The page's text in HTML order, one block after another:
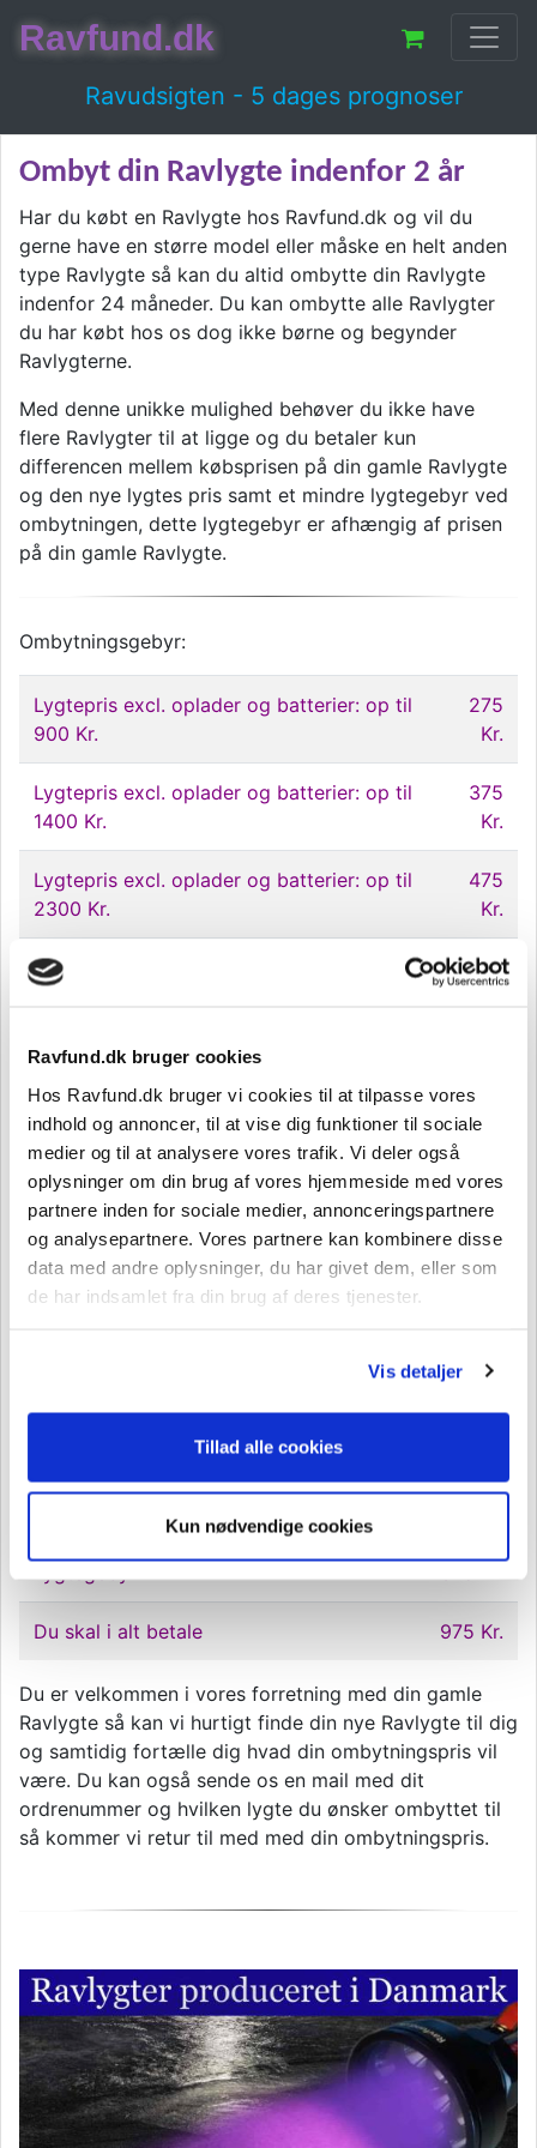
Ravfund.dk bruger cookies
Hos Ravfund.dk bruger vi cookies til at tilpasse vores
indhold og annoncer, til at vise dig funktioner til sociale
medier og til at analysere vores trafik. Vi deler også
oplysninger om din brug af vores hjemmeside med vores
partnere inden for sociale medier, annonceringspartnere
og analysepartnere. Vores partnere kan kombinere disse
data med andre oplysninger, du har givet dem, eller som
de har indsamlet fra din brug af deres tjenester.
Vis detaljer
Tillad alle cookies
Kun nødvendige cookies
Ravfund.dk
Ravudsigten - 5 dages prognoser
Ombyt din Ravlygte indenfor 2 år
Har du købt en Ravlygte hos Ravfund.dk og vil du
gerne have en større model eller måske en helt anden
type Ravlygte så kan du altid ombytte din Ravlygte
indenfor 24 måneder. Du kan ombytte alle Ravlygter
du har købt hos os dog ikke børne og begynder
Ravlygterne.
Med denne unikke mulighed behøver du ikke have
flere Ravlygter til at ligge og du betaler kun
differencen mellem købsprisen på din gamle Ravlygte
og den nye lygtes pris samt et mindre lygtegebyr ved
ombytningen, dette lygtegebyr er afhængig af prisen
på din gamle Ravlygte.
Ombytningsgebyr:
Lygtepris excl. oplader og batterier: op til
900 Kr.
275
Kr.
Lygtepris excl. oplader og batterier: op til
1400 Kr.
375
Kr.
Lygtepris excl. oplader og batterier: op til
2300 Kr.
475
Kr.
Lygtepris excl. oplader og batterier: op til
575
Eksempel:
Du har købt en 50w Crystal Clear Ravlygte og ønsker
den ombyttet til en Crystal Clear 120w og
regnestykket kommer i dette tilfælde til at se sådan
Den gamle Ravlygte kostede
Du skal i alt betale 975 Kr.
Du er velkommen i vores forretning med din gamle
Ravlygte så kan vi hurtigt finde din nye Ravlygte til dig
og samtidig fortælle dig hvad din ombytningspris vil
være. Du kan også sende os en mail med dit
ordrenummer og hvilken lygte du ønsker ombyttet til
så kommer vi retur til med med din ombytningspris.